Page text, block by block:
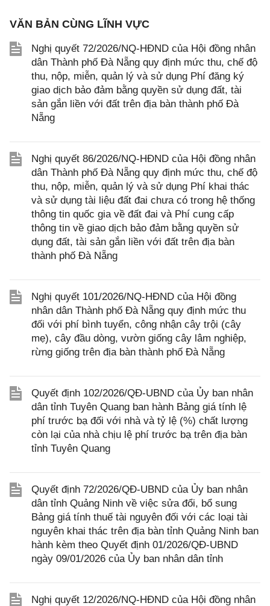
VĂN BẢN CÙNG LĨNH VỰC
Nghị quyết 72/2026/NQ-HĐND của Hội đồng nhân
dân Thành phố Đà Nẵng quy định mức thu, chế độ
thu, nộp, miễn, quản lý và sử dụng Phí đăng ký
giao dịch bảo đảm bằng quyền sử dụng đất, tài
sản gắn liền với đất trên địa bàn thành phố Đà
Nẵng
Nghị quyết 86/2026/NQ-HĐND của Hội đồng nhân
dân Thành phố Đà Nẵng quy định mức thu, chế độ
thu, nộp, miễn, quản lý và sử dụng Phí khai thác
và sử dụng tài liệu đất đai chưa có trong hệ thống
thông tin quốc gia về đất đai và Phí cung cấp
thông tin về giao dịch bảo đảm bằng quyền sử
dụng đất, tài sản gắn liền với đất trên địa bàn
thành phố Đà Nẵng
Nghị quyết 101/2026/NQ-HĐND của Hội đồng
nhân dân Thành phố Đà Nẵng quy định mức thu
đối với phí bình tuyển, công nhận cây trội (cây
mẹ), cây đầu dòng, vườn giống cây lâm nghiệp,
rừng giống trên địa bàn thành phố Đà Nẵng
Quyết định 102/2026/QĐ-UBND của Ủy ban nhân
dân tỉnh Tuyên Quang ban hành Bảng giá tính lệ
phí trước bạ đối với nhà và tỷ lệ (%) chất lượng
còn lại của nhà chịu lệ phí trước bạ trên địa bàn
tỉnh Tuyên Quang
Quyết định 72/2026/QĐ-UBND của Ủy ban nhân
dân tỉnh Quảng Ninh về việc sửa đổi, bổ sung
Bảng giá tính thuế tài nguyên đối với các loại tài
nguyên khai thác trên địa bàn tỉnh Quảng Ninh ban
hành kèm theo Quyết định 01/2026/QĐ-UBND
ngày 09/01/2026 của Ủy ban nhân dân tỉnh
Nghị quyết 12/2026/NQ-HĐND của Hội đồng nhân